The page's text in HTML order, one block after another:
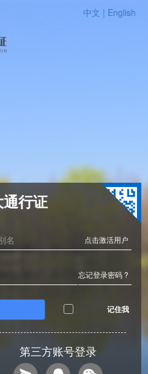
中文 | English
行证
点击激活用户
忘记登录密码 ?
记住我
第三方账号登录